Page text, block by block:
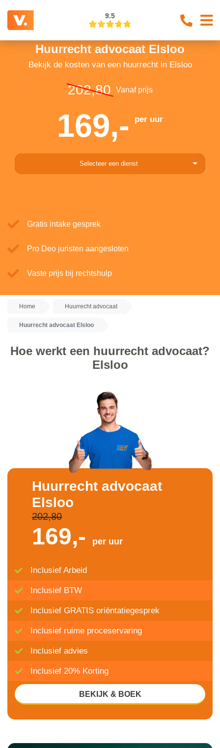
9.5
Huurrecht advocaat Elsloo
Bekijk de kosten van een huurrecht in Elsloo
202,80 Vanaf prijs
169,- per uur
Selecteer een dienst
Gratis intake gesprek
Pro Deo juristen aangesloten
Vaste prijs bij rechtshulp
Home Huurrecht advocaat
Huurrecht advocaat Elsloo
Hoe werkt een huurrecht advocaat?
Elsloo
Huurrecht advocaat
Elsloo
202,80
169,- per uur
Inclusief Arbeid
Inclusief BTW
Inclusief GRATIS oriëntatiegesprek
Inclusief ruime proceservaring
Inclusief advies
Inclusief 20% Korting
BEKIJK & BOEK